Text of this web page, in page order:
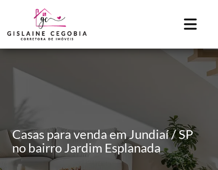
Casas para venda em Jundiaí / SP
no bairro Jardim Esplanada